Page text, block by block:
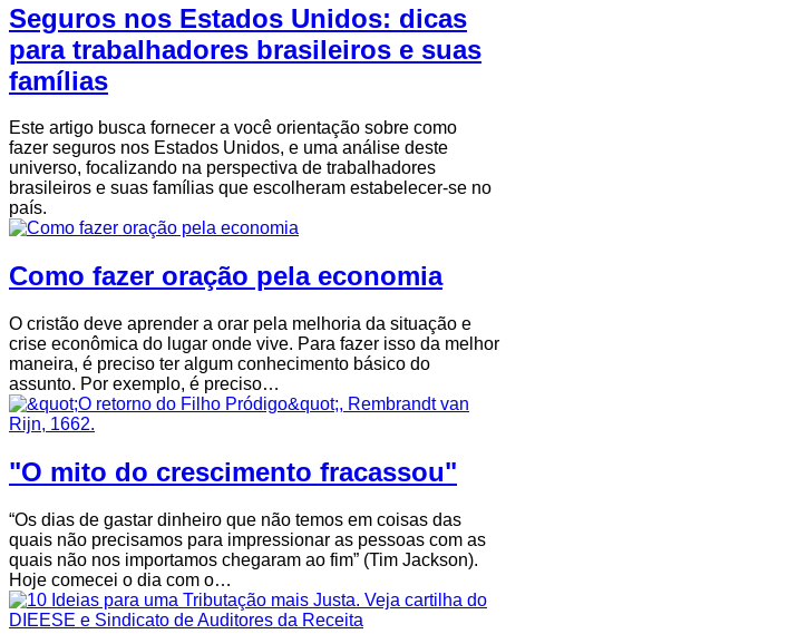
Seguros nos Estados Unidos: dicas
para trabalhadores brasileiros e suas
famílias
Este artigo busca fornecer a você orientação sobre como
fazer seguros nos Estados Unidos, e uma análise deste
universo, focalizando na perspectiva de trabalhadores
brasileiros e suas famílias que escolheram estabelecer-se no
país.
Como fazer oração pela economia
O cristão deve aprender a orar pela melhoria da situação e
crise econômica do lugar onde vive. Para fazer isso da melhor
maneira, é preciso ter algum conhecimento básico do
assunto. Por exemplo, é preciso…
"O mito do crescimento fracassou"
“Os dias de gastar dinheiro que não temos em coisas das
quais não precisamos para impressionar as pessoas com as
quais não nos importamos chegaram ao fim” (Tim Jackson).
Hoje comecei o dia com o…